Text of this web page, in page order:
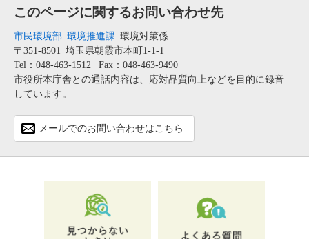
このページに関するお問い合わせ先
市民環境部 環境推進課 環境対策係
〒351-8501 埼玉県朝霞市本町1-1-1
Tel：048-463-1512
Fax：048-463-9490
市役所本庁舎との通話内容は、応対品質向上などを目的に録音
しています。
メールでのお問い合わせはこちら